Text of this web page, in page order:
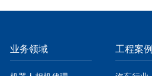
业务领域 工程案例